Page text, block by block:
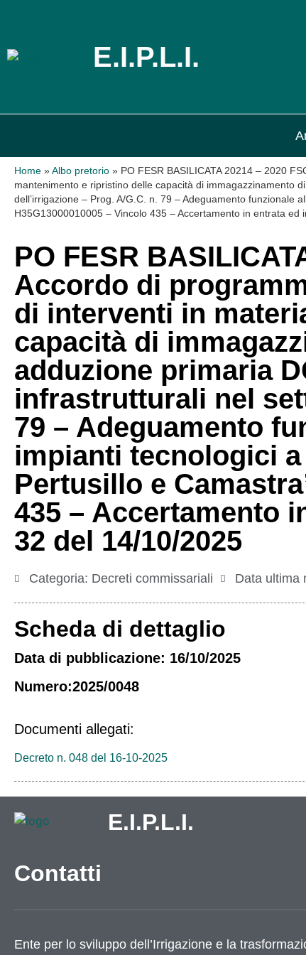
E.I.P.L.I.
Home » Albo pretorio » PO FESR BASILICATA 20214 – 2020
mantenimento e ripristino delle capacità di immagazzinamento
dell’irrigazione – Prog. A/G.C. n. 79 – Adeguamento funzionale
H35G13000010005 – Vincolo 435 – Accertamento in entrata
PO FESR
Accordo di
di interventi in
capacità di
adduzione primaria
infrastrutturali nel
79 – Adeguamento
impianti tecnologici
Pertusillo e
435 – Accertamento
32 del 14/10/2025
Categoria: Decreti commissariali Data ultima
Scheda di dettaglio
Data di pubblicazione: 16/10/2025
Numero:2025/0048
Documenti allegati:
Decreto n. 048 del 16-10-2025
E.I.P.L.I.
Contatti
Ente per lo sviluppo dell’Irrigazione e la